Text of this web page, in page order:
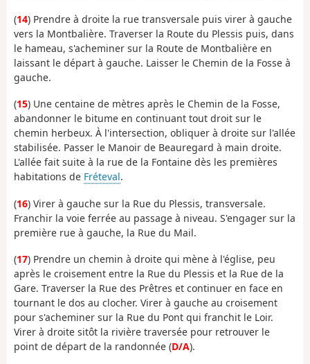
(14) Prendre à droite la rue transversale puis virer à gauche
vers la Montbalière. Traverser la Route du Plessis puis, dans
le hameau, s'acheminer sur la Route de Montbalière en
laissant le départ à gauche. Laisser le Chemin de la Fosse à
gauche.
(15) Une centaine de mètres après le Chemin de la Fosse,
abandonner le bitume en continuant tout droit sur le
chemin herbeux. À l'intersection, obliquer à droite sur l'allée
stabilisée. Passer le Manoir de Beauregard à main droite.
L'allée fait suite à la rue de la Fontaine dès les premières
habitations de Fréteval.
(16) Virer à gauche sur la Rue du Plessis, transversale.
Franchir la voie ferrée au passage à niveau. S'engager sur la
première rue à gauche, la Rue du Mail.
(17) Prendre un chemin à droite qui mène à l'église, peu
après le croisement entre la Rue du Plessis et la Rue de la
Gare. Traverser la Rue des Prêtres et continuer en face en
tournant le dos au clocher. Virer à gauche au croisement
pour s'acheminer sur la Rue du Pont qui franchit le Loir.
Virer à droite sitôt la rivière traversée pour retrouver le
point de départ de la randonnée (D/A).